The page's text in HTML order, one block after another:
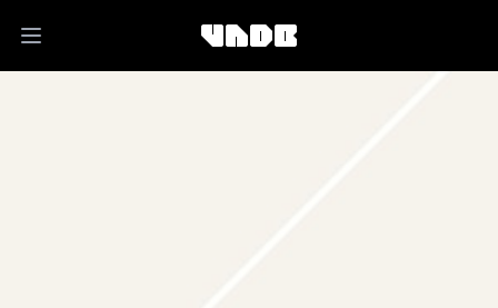
Open main menu